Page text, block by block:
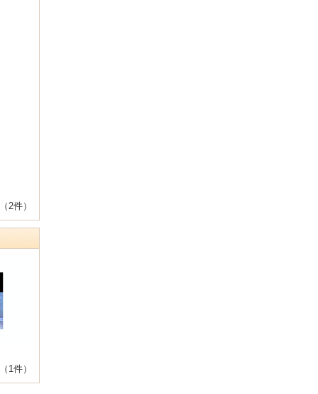
（2件）
（1件）